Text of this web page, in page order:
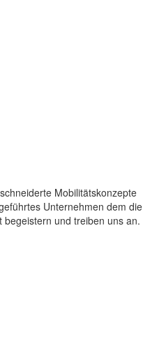
Mobilitätskonzepte
Unternehmen dem die
und treiben uns an.